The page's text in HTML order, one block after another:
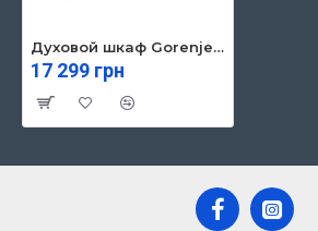
Духовой шкаф Gorenje BO6737E02BG
17 299 грн